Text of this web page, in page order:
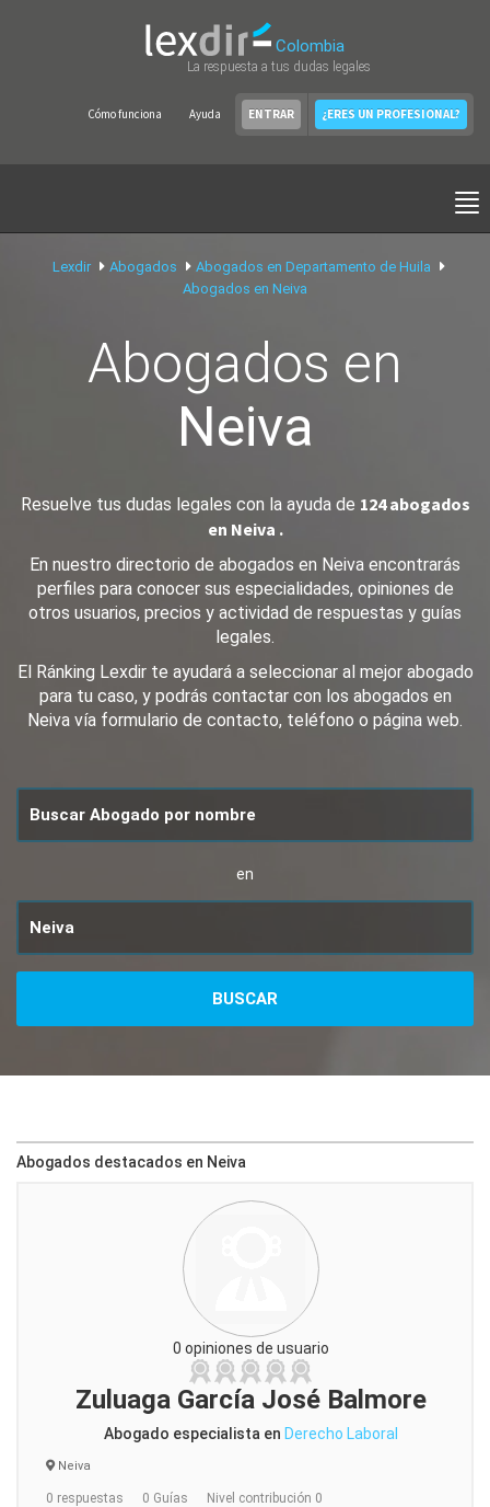
Colombia
La respuesta a tus dudas legales
Cómo funciona Ayuda ENTRAR ¿ERES UN PROFESIONAL?
Lexdir Abogados
Abogados en Departamento de Huila
Abogados en Neiva
Abogados en
Neiva
Resuelve tus dudas legales con la ayuda de 124 abogados
en Neiva .
En nuestro directorio de abogados en Neiva encontrarás
perfiles para conocer sus especialidades, opiniones de
otros usuarios, precios y actividad de respuestas y guías
legales.
El Ránking Lexdir te ayudará a seleccionar al mejor abogado
para tu caso, y podrás contactar con los abogados en
Neiva vía formulario de contacto, teléfono o página web.
en
Abogados destacados en Neiva
0 opiniones de usuario
Zuluaga García José Balmore
Abogado especialista en Derecho Laboral
Neiva
0 respuestas 0 Guías Nivel contribución 0